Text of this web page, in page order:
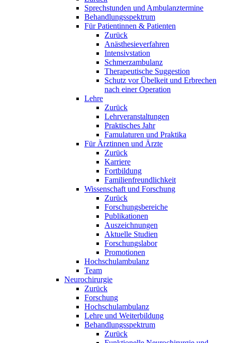
Sprechstunden und Ambulanztermine
Behandlungsspektrum
Für Patientinnen & Patienten
Zurück
Anästhesieverfahren
Intensivstation
Schmerzambulanz
Therapeutische Suggestion
Schutz vor Übelkeit und Erbrechen
nach einer Operation
Lehre
Zurück
Lehrveranstaltungen
Praktisches Jahr
Famulaturen und Praktika
Für Ärztinnen und Ärzte
Zurück
Karriere
Fortbildung
Familienfreundlichkeit
Wissenschaft und Forschung
Zurück
Forschungsbereiche
Publikationen
Auszeichnungen
Aktuelle Studien
Forschungslabor
Promotionen
Hochschulambulanz
Team
Neurochirurgie
Zurück
Forschung
Hochschulambulanz
Lehre und Weiterbildung
Behandlungsspektrum
Zurück